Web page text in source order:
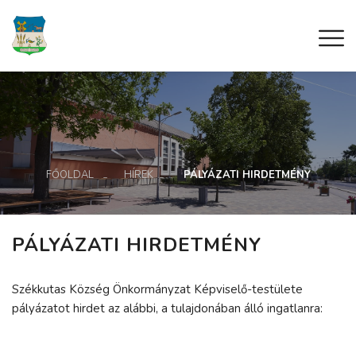
FŐOLDAL HÍREK PÁLYÁZATI HIRDETMÉNY
PÁLYÁZATI HIRDETMÉNY
Székkutas Község Önkormányzat Képviselő-testülete
pályázatot hirdet az alábbi, a tulajdonában álló ingatlanra: